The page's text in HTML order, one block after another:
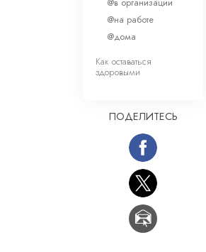
@на работе
@дома
Как оставаться
здоровыми
ПОДЕЛИТЕСЬ